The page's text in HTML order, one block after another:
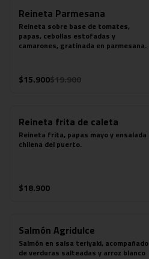
Reineta Parmesana
Reineta sobre base de tomates,
papas, cebollas estofadas y
camarones, gratinada en parmesana.
$15.900$19.900
Reineta frita de caleta
Reineta frita, papas mayo y ensalada
chilena del puerto.
$18.900
Salmón Agridulce
Salmón en salsa teriyaki, acompañado
de verduras salteadas y arroz blanco